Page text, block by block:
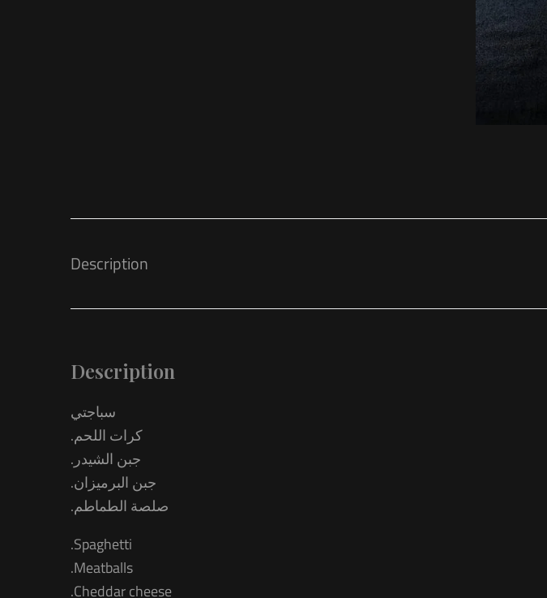
Description
Description
سباجتي
.كرات اللحم
.جبن الشيدر
.جبن البرميزان
.صلصة الطماطم
.Spaghetti
.Meatballs
.Cheddar cheese